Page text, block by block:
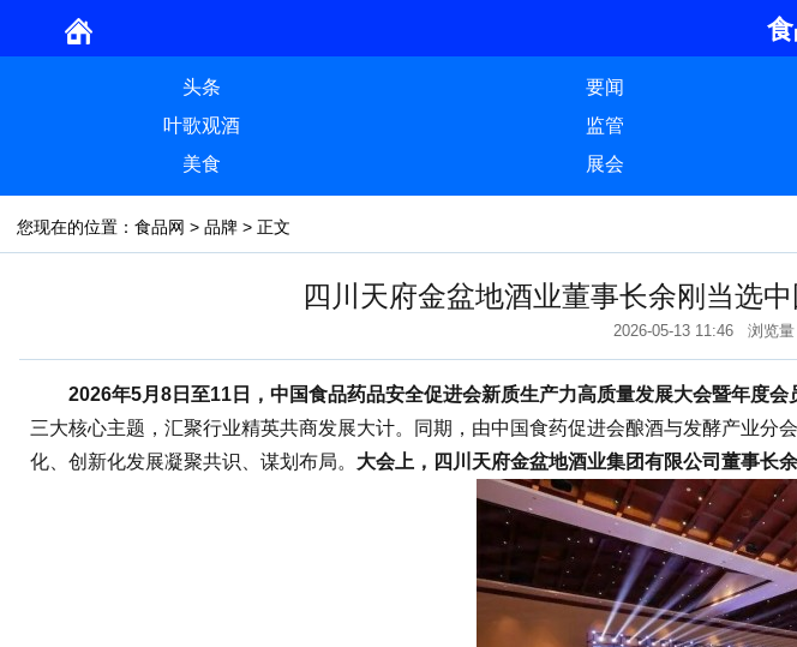
头条 要闻
叶歌观酒
监管
美食
展会
您现在的位置： 食品网 > 品牌 > 正文
四川天府金盆地酒业董事长余刚当选
2026-05-13 11:46 浏览
2026年5月8日至11日，中国食品药品安全促进会新质生产力高质量发展大会暨年度会
三大核心主题，汇聚行业精英共商发展大计。同期，由中国食药促进会酿酒与发酵产业
化、创新化发展凝聚共识、谋划布局。 大会上，四川天府金盆地酒业集团有限公司董事长